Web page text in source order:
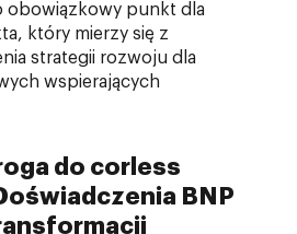
obowiązkowy punkt dla
który mierzy się z
strategii rozwoju dla
wspierających
do corless
BNP